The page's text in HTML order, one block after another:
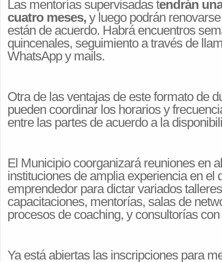
Las mentorías supervisadas tendrán
cuatro meses, y luego podrán
están de acuerdo. Habrá encuentros
quincenales, seguimiento a través de
WhatsApp y mails.
Otra de las ventajas de este formato de
pueden coordinar los horarios y
entre las partes de acuerdo a la
El Municipio coorganizará reuniones en
instituciones de amplia experiencia en el
emprendedor para dictar variados
capacitaciones, mentorías, salas de
procesos de coaching, y consultorías
Ya está abiertas las inscripciones para